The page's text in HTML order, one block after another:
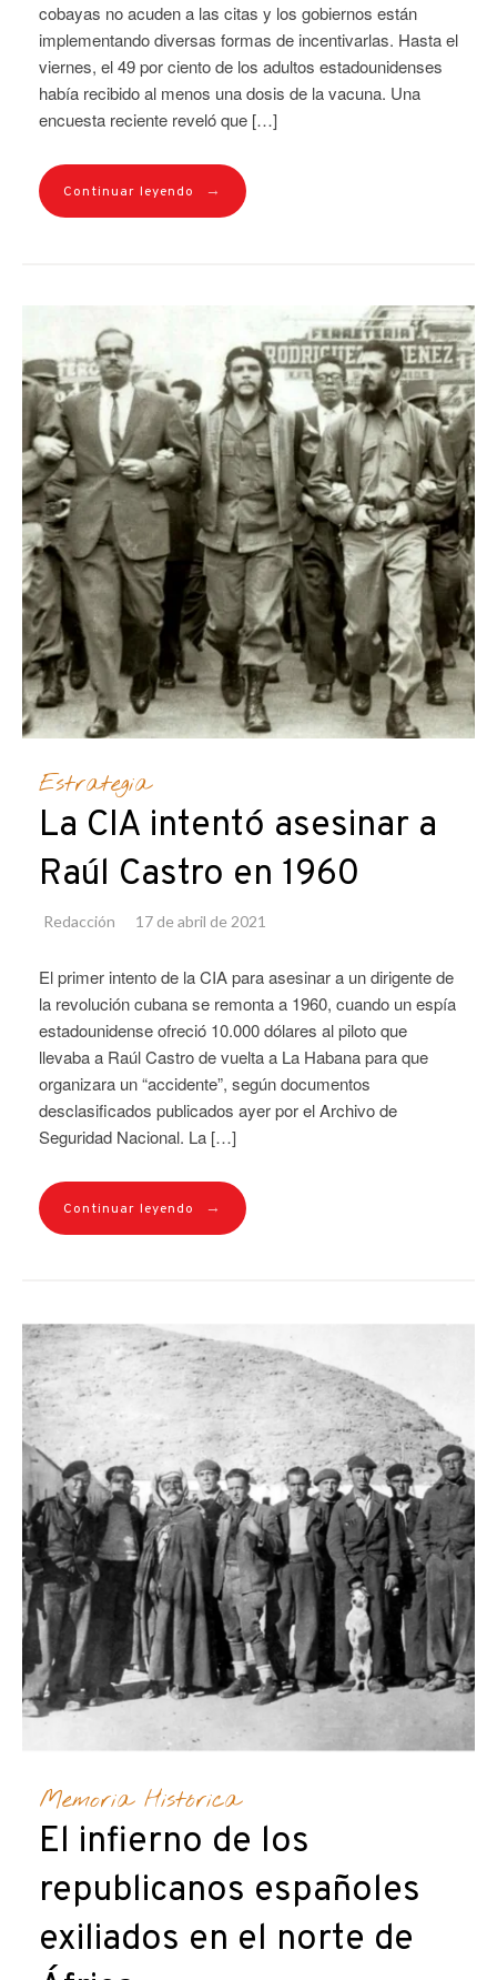
cobayas no acuden a las citas y los gobiernos están
implementando diversas formas de incentivarlas. Hasta el
viernes, el 49 por ciento de los adultos estadounidenses
había recibido al menos una dosis de la vacuna. Una
encuesta reciente reveló que […]
Continuar leyendo →
Estrategia
La CIA intentó asesinar a
Raúl Castro en 1960
Redacción 17 de abril de 2021
El primer intento de la CIA para asesinar a un dirigente de
la revolución cubana se remonta a 1960, cuando un espía
estadounidense ofreció 10.000 dólares al piloto que
llevaba a Raúl Castro de vuelta a La Habana para que
organizara un “accidente”, según documentos
desclasificados publicados ayer por el Archivo de
Seguridad Nacional. La […]
Continuar leyendo →
Memoria Histórica
El infierno de los
republicanos españoles
exiliados en el norte de